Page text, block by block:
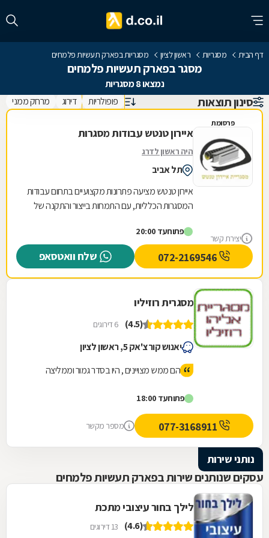
דף הבית מסגריות ראשון לציון מסגריות בפארק תעשיות פלמחים
מסגר בפארק תעשיות פלמחים
נמצאו 8 מסגריות
סינון תוצאות פופולריות דירוג מרחק ממני
פרסומת
יצירת קשר
איירון טנטש עבודות מסגרות
היה ראשון לדרג
תל אביב
איירון טנטש מציעה פתרונות מקצועיים בתחום עבודות
המסגרות הכלליות, עם התמחות בייצור והתקנה של
מתמחה...
פתוחעד 20:00
שלח וואטסאפ
מסגרית רוזיליו
(4.5) 6 דירוגים
יאנוש קורצ'אק 5, ראשון לציון
הם ממש מצויינים , היו בסדר גמור וממליצה
פתוחעד 18:00
מספר מקשר
נותני שירות
עסקים שנותנים שירות בפארק תעשיות פלמחים
לילך בחור עיצובי מתכת
(4.6) 13 דירוגים